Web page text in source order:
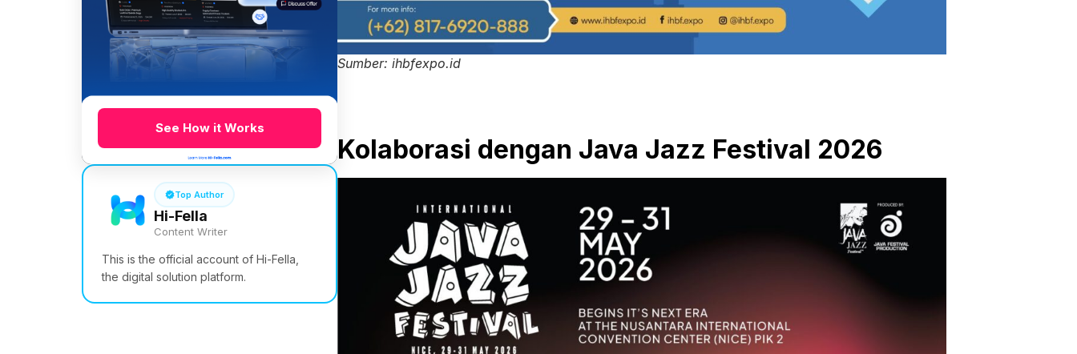
See How it Works
Top Author
Hi-Fella
Content Writer
This is the official account of Hi-Fella,
the digital solution platform.
Sumber: ihbfexpo.id
Kolaborasi dengan Java Jazz Festival 2026